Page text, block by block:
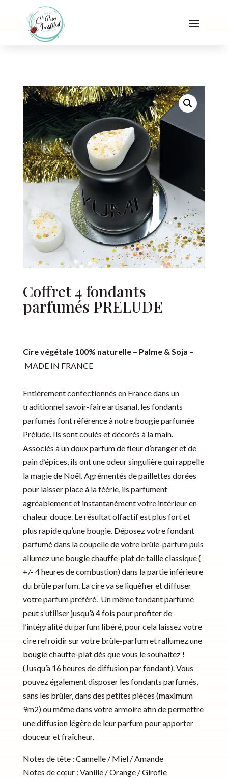
Coffret 4 fondants
parfumés PRELUDE
Cire végétale 100% naturelle – Palme & Soja –
MADE IN FRANCE
Entièrement confectionnés en France dans un
traditionnel savoir-faire artisanal, les fondants
parfumés font référence à notre bougie parfumée
Prélude. Ils sont coulés et décorés à la main.
Associés à un doux parfum de fleur d’oranger et de
pain d’épices, ils ont une odeur singulière qui rappelle
la magie de Noël. Agrémentés de paillettes dorées
pour laisser place à la féérie, ils parfument
agréablement et instantanément votre intérieur en
chaleur douce. Le résultat olfactif est plus fort et
plus rapide qu’une bougie. Déposez votre fondant
parfumé dans la coupelle de votre brûle-parfum puis
allumez une bougie chauffe-plat de taille classique (
+/- 4 heures de combustion) dans la partie inférieure
du brûle parfum. La cire va se liquéfier et diffuser
votre parfum préféré. Un même fondant parfumé
peut s’utiliser jusqu’à 4 fois pour profiter de
l’intégralité du parfum libéré, pour cela laissez votre
cire refroidir sur votre brûle-parfum et rallumez une
bougie chauffe-plat dès que vous le souhaitez !
(Jusqu’à 16 heures de diffusion par fondant). Vous
pouvez également disposer les fondants parfumés,
sans les brûler, dans des petites pièces (maximum
9m2) ou même dans votre armoire afin de permettre
une diffusion légère de leur parfum pour apporter
douceur et fraîcheur.
Notes de tête : Cannelle / Miel / Amande
Notes de cœur : Vanille / Orange / Girofle